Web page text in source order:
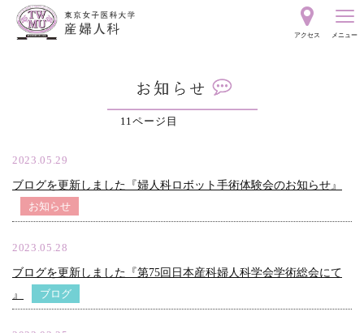
東
子
医
科
大
アクセス メニュー
知
11ページ目
2023.05.29
ブログを更新しました『婦人科ロボット手術体験会のお知らせ』
お知らせ
2023.05.28
ブログを更新しました『第75回日本産科婦人科学会学術総会にて
』
ブログ